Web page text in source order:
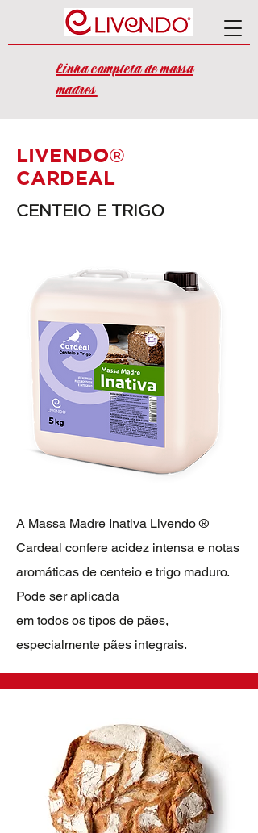
Linha completa de massa
madres
LIVENDO®
CARDEAL
CENTEIO E TRIGO
A Massa Madre Inativa Livendo ®
Cardeal confere acidez intensa e notas
aromáticas de centeio e trigo maduro.
Pode ser aplicada
em todos os tipos de pães,
especialmente pães integrais.